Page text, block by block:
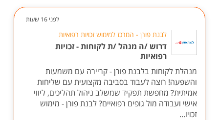
לפני 16 שעות
לבנת פורן - המרכז למימוש זכויות רפואיות
דרוש /ה מנהל /ת לקוחות - זכויות
רפואיות
מנהלת לקוחות בלבנת פורן - קריירה עם משמעות
והשפעה! רוצה לעבוד בסביבה מקצועית עם שליחות
אמיתית? מחפשת תפקיד שמשלב ניהול תהליכים, ליווי
אישי ועבודה מול גופים רפואיים? לבנת פורן - מימוש
זכויו...